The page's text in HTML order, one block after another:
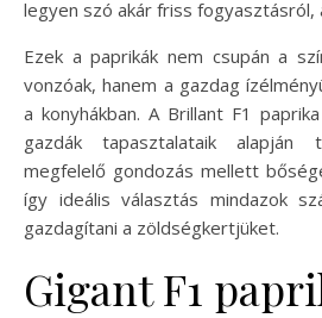
legyen szó akár friss fogyasztásról,
Ezek a paprikák nem csupán a
vonzóak, hanem a gazdag
a konyhákban. A Brillant F1
gazdák tapasztalataik alapján
megfelelő gondozás mellett
így ideális választás mindazok
gazdagítani a zöldségkertjüket.
Gigant F1